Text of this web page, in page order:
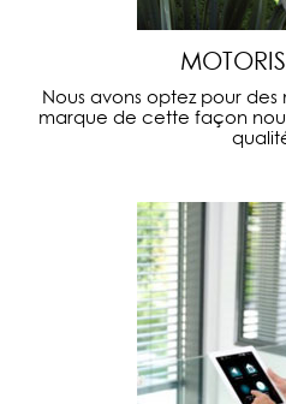
Nous avons optez pour
marque de cette façon